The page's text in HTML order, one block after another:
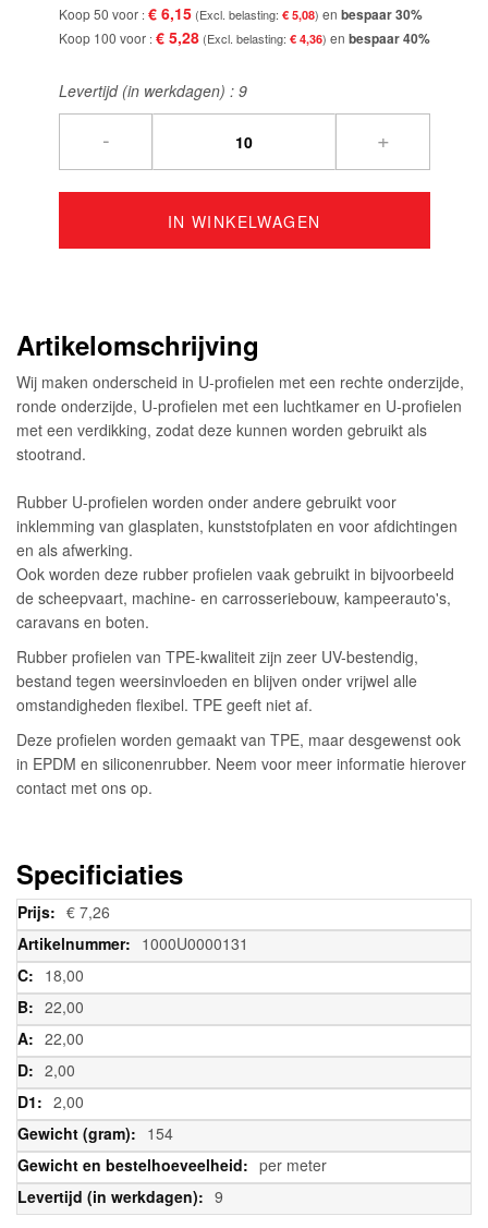
Koop 50 voor € 6,15 € 5,08 en bespaar30%
Koop 100 voor € 5,28 € 4,36 en bespaar40%
Levertijd (in werkdagen) : 9
- +
IN WINKELWAGEN
Artikelomschrijving
Wij maken onderscheid in U-profielen met een rechte onderzijde,
ronde onderzijde, U-profielen met een luchtkamer en U-profielen
met een verdikking, zodat deze kunnen worden gebruikt als
stootrand.
Rubber U-profielen worden onder andere gebruikt voor
inklemming van glasplaten, kunststofplaten en voor afdichtingen
en als afwerking.
Ook worden deze rubber profielen vaak gebruikt in bijvoorbeeld
de scheepvaart, machine- en carrosseriebouw, kampeerauto's,
caravans en boten.
Rubber profielen van TPE-kwaliteit zijn zeer UV-bestendig,
bestand tegen weersinvloeden en blijven onder vrijwel alle
omstandigheden flexibel. TPE geeft niet af.
Deze profielen worden gemaakt van TPE, maar desgewenst ook
in EPDM en siliconenrubber. Neem voor meer informatie hierover
contact met ons op.
Specificiaties
Meer
informatie
€ 7,26
1000U0000131
18,00
22,00
22,00
2,00
2,00
154
per meter
9